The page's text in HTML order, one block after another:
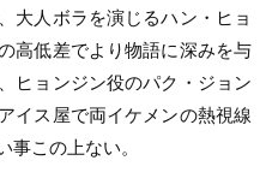
大人ボラを演じるハン・ヒョ
高低差でより物語に深みを与
ヒョンジン役のパク・ジョン
イス屋で両イケメンの熱視線
事この上ない。